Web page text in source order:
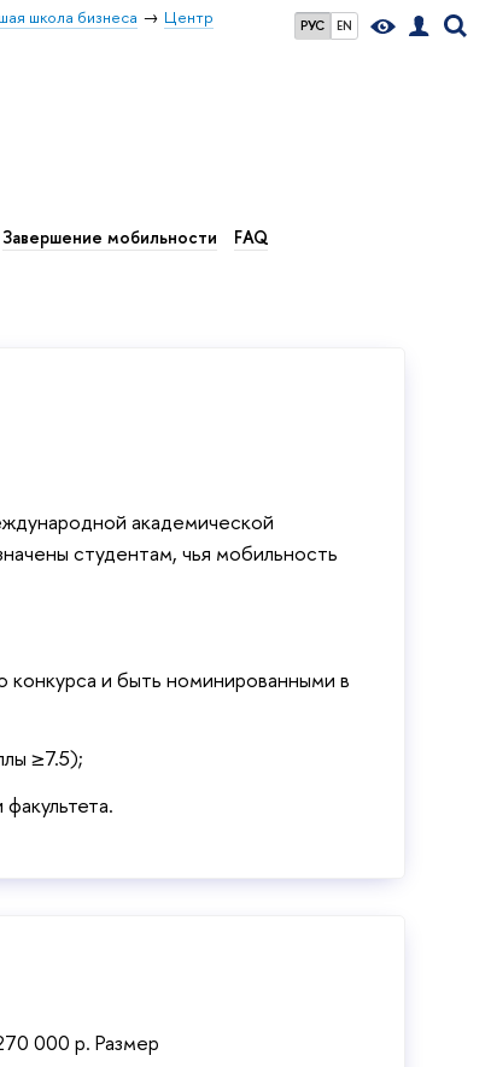
РУС EN
школа бизнеса
Центр
Завершение мобильности
FAQ
академической
студентам, чья мобильность
конкурса и быть номинированными в
≥7.5);
000 р. Размер